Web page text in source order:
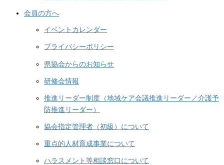
会員の方へ
イベントカレンダー
プライバシーポリシー
県協会からのお知らせ
研修会情報
推進リーダー制度（地域ケア会議推進リーダー／介護予
防推進リーダー）
協会指定管理者（初級）について
重点的人材育成事業について
ハラスメント等相談窓口について